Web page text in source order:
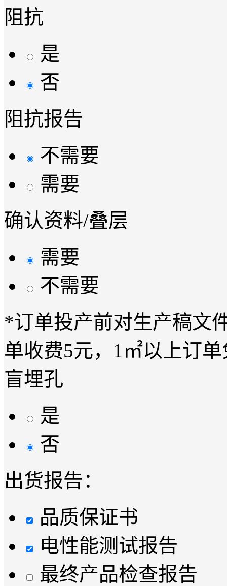
阻抗
是
否
阻抗报告
不需要
需要
确认资料/叠层
需要
不需要
*订单投产前对生产稿文
单收费5元，1㎡以上订
盲埋孔
是
否
出货报告：
品质保证书
电性能测试报告
最终产品检查报告